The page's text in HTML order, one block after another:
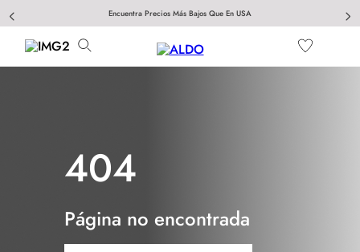
Encuentra Precios Más Bajos Que En USA
404
Página no encontrada